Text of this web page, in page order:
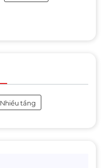
Nhiều tầng